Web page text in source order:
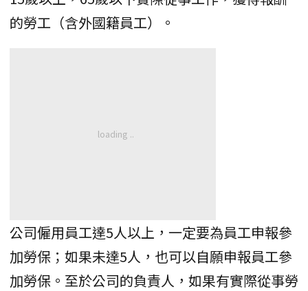
的勞工（含外國籍員工）。
公司僱用員工達5人以上，一定要為員工申報參
加勞保；如果未達5人，也可以自願申報員工參
加勞保。至於公司的負責人，如果有實際從事勞